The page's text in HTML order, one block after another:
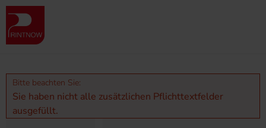
Produktübersicht
Briefpapier DIN A4 (210 x 297 mm) hoch, Sonderfarben 1-seitig
bedruckt
Bitte beachten Sie:
Sie haben nicht alle zusätzlichen Pflichttextfelder
ausgefüllt.